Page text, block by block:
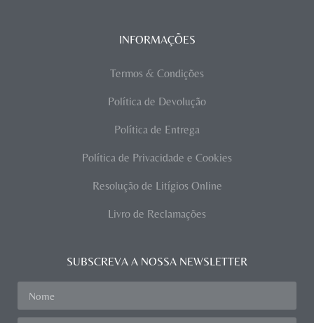
INFORMAÇÕES
Termos & Condições
Política de Devolução
Política de Entrega
Política de Privacidade e Cookies
Resolução de Litígios Online
Livro de Reclamações
SUBSCREVA A NOSSA NEWSLETTER